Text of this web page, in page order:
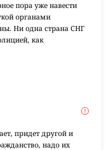
пора уже навести
органами
Ни одна страна СНГ
как
придет другой и
надо их